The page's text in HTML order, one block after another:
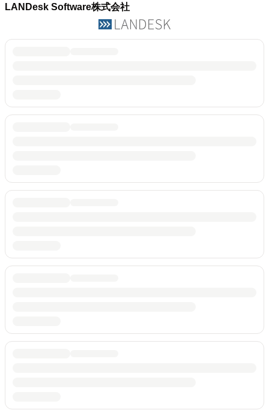
LANDesk Software株式会社